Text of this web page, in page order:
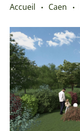
Nos offres
Accueil Caen